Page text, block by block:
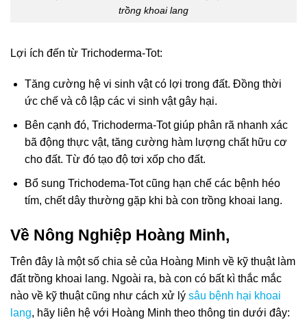
trồng khoai lang
Lợi ích đến từ Trichoderma-Tot:
Tăng cường hệ vi sinh vật có lợi trong đất. Đồng thời
ức chế và cô lập các vi sinh vật gây hại.
Bên cạnh đó, Trichoderma-Tot giúp phân rã nhanh xác
bã động thực vật, tăng cường hàm lượng chất hữu cơ
cho đất. Từ đó tạo độ tơi xốp cho đất.
Bổ sung Trichodema-Tot cũng hạn chế các bệnh héo
tím, chết dây thường gặp khi bà con trồng khoai lang.
Về Nông Nghiệp Hoàng Minh,
Trên đây là một số chia sẻ của Hoàng Minh về kỹ thuật làm
đất trồng khoai lang. Ngoài ra, bà con có bất kì thắc mắc
nào về kỹ thuật cũng như cách xử lý sâu bệnh hại khoai
lang, hãy liên hệ với Hoàng Minh theo thông tin dưới đây: